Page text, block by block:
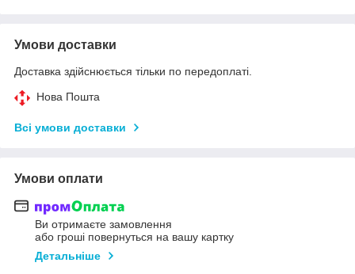
Умови доставки
Доставка здійснюється тільки по передоплаті.
Нова Пошта
Всі умови доставки
Умови оплати
Ви отримаєте замовлення
або гроші повернуться на вашу картку
Детальніше